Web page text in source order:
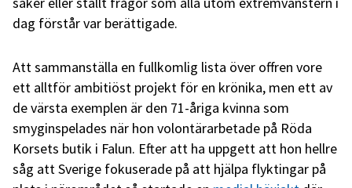
dag förstår var berättigade.
Att sammanställa en fullkomlig lista över offren vore
ett alltför ambitiöst projekt för en krönika, men ett av
de värsta exemplen är den 71-åriga kvinna som
smyginspelades när hon volontärarbetade på Röda
Korsets butik i Falun. Efter att ha uppgett att hon hellre
såg att Sverige fokuserade på att hjälpa flyktingar på